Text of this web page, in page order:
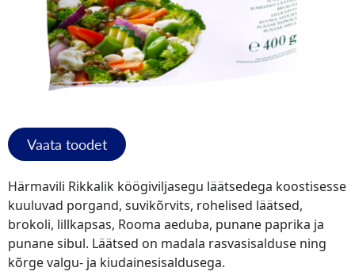
Vaata toodet
Härmavili Rikkalik köögiviljasegu läätsedega koostisesse
kuuluvad porgand, suvikõrvits, rohelised läätsed,
brokoli, lillkapsas, Rooma aeduba, punane paprika ja
punane sibul. Läätsed on madala rasvasisalduse ning
kõrge valgu- ja kiudainesisaldusega.